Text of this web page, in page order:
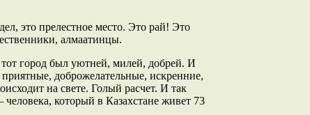
это прелестное место. Это рай! Это
алмаатинцы.
город был уютней, милей, добрей. И
доброжелательные, искренние,
на свете. Голый расчет. И так
который в Казахстане живет 73